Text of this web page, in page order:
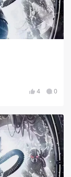
4 0